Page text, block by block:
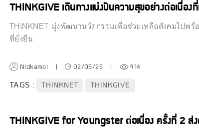
THiNKGIVE เดินทางแบ่งปันความสุขอย่างต่อเนื่อง
THiNKNET มุ่งพัฒนานวัตกรรมเพื่อช่วยเหลือสังคมไปพ
ที่ยั่งยืน
Nidkamol | 02/05/25 | 914
TAGS : THINKNET THINKGIVE
THiNKGiVE for Youngster ต่อเนื่อง ครั้งที่ 2 ส่ง